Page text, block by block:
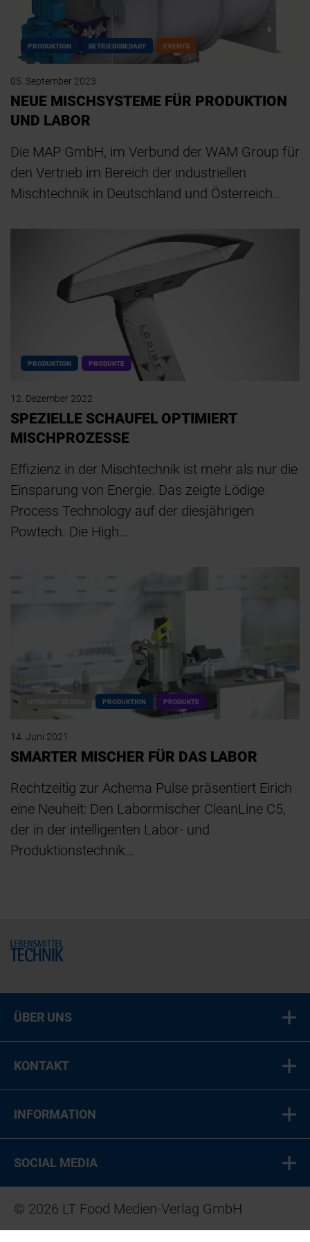
PRODUKTION BETRIEBSBEDARF EVENTS
05. September 2023
NEUE MISCHSYSTEME FÜR PRODUKTION
UND LABOR
Die MAP GmbH, im Verbund der WAM Group für
den Vertrieb im Bereich der industriellen
Mischtechnik in Deutschland und Österreich…
PRODUKTION PRODUKTE
12. Dezember 2022
SPEZIELLE SCHAUFEL OPTIMIERT
MISCHPROZESSE
Effizienz in der Mischtechnik ist mehr als nur die
Einsparung von Energie. Das zeigte Lödige
Process Technology auf der diesjährigen
Powtech. Die High…
PRODUKTION PRODUKTE
14. Juni 2021
SMARTER MISCHER FÜR DAS LABOR
Rechtzeitig zur Achema Pulse präsentiert Eirich
eine Neuheit: Den Labormischer CleanLine C5,
der in der intelligenten Labor- und
Produktionstechnik…
Home
ÜBER UNS
KONTAKT
INFORMATION
SOCIAL MEDIA
© 2026 LT Food Medien-Verlag GmbH